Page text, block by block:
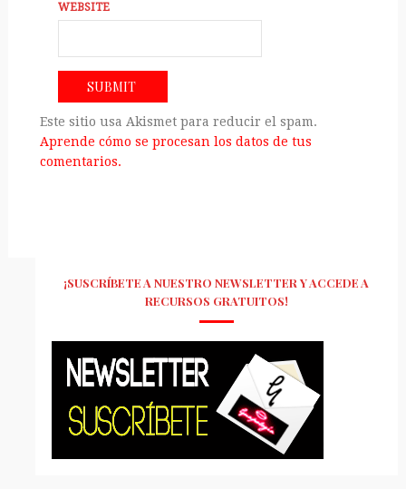
WEBSITE
Este sitio usa Akismet para reducir el spam.
Aprende cómo se procesan los datos de tus
comentarios.
¡SUSCRÍBETE A NUESTRO NEWSLETTER Y ACCEDE A
RECURSOS GRATUITOS!